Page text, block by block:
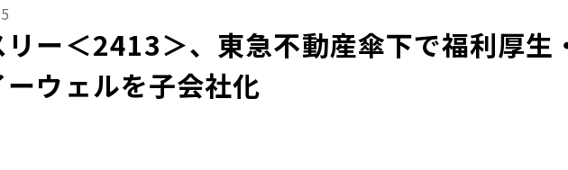
リー＜2413＞、東急不動産傘下で福利厚生
ーウェルを子会社化